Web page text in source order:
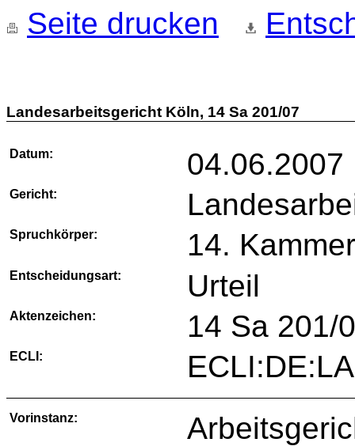
Seite drucken
Landesarbeitsgericht Köln, 14 Sa 201/07
Datum: 04.06.2007
Gericht:
Spruchkörper: 14.
Entscheidungsart: Urteil
Aktenzeichen: 14 Sa 201/
ECLI:
Vorinstanz: